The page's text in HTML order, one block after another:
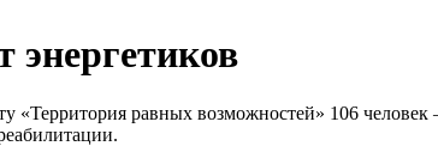
энергетиков
«Территория равных возможностей» 106